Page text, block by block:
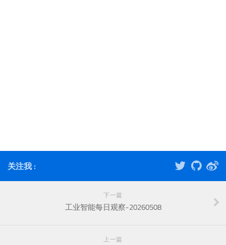
关注我 :
下一篇
工业智能每日观察-20260508
上一篇